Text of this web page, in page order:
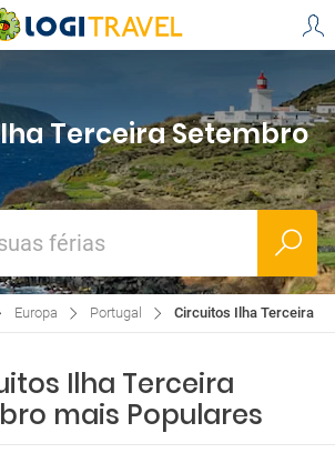
Terceira Setembro
férias
Europa Portugal Circuitos Ilha Terceira
Ilha Terceira
mais Populares